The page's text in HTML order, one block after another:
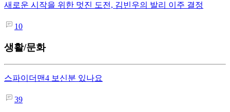
새로운 시작을 위한 멋진 도전, 김빈우의 발리 이주 결정
10
생활/문화
스파이더맨4 보신분 있나요
39